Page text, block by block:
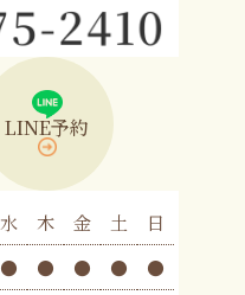
LINE予約
水 木 金 土
日
● ● ● ●
●